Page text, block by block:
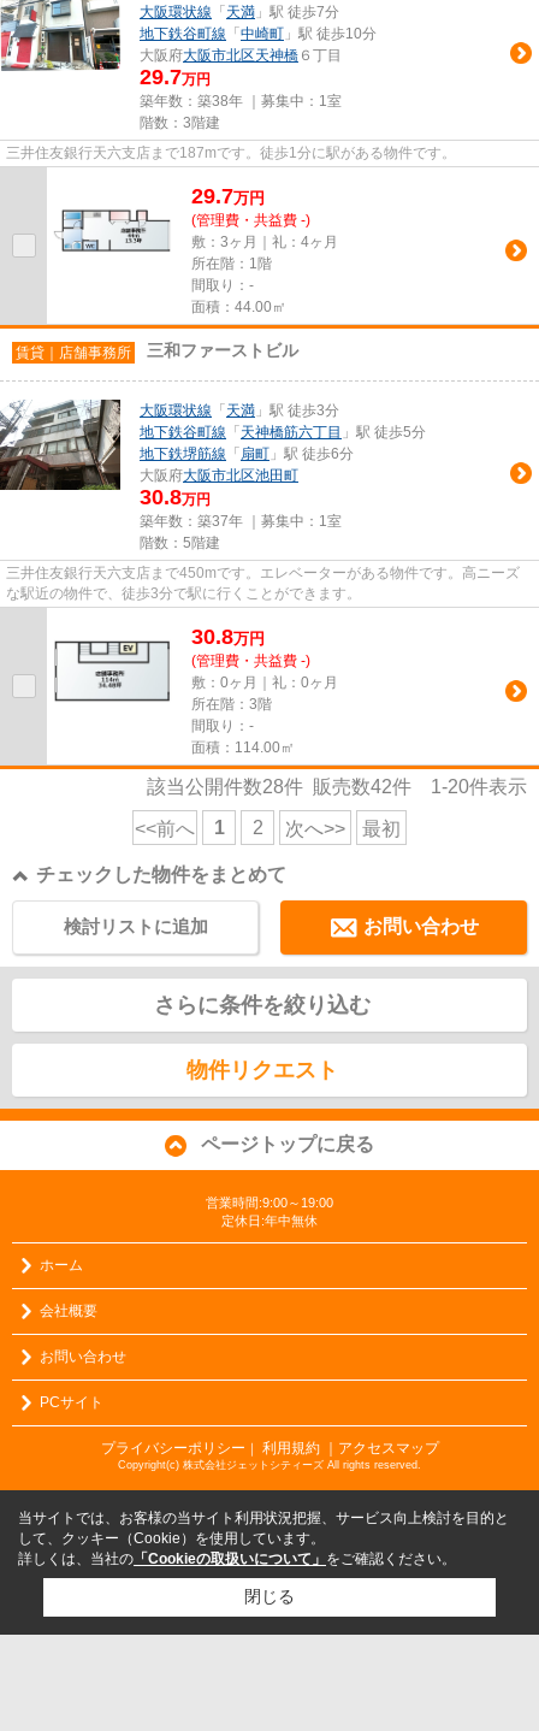
大阪環状線 「 天満 」駅 徒歩7分
地下鉄谷町線 「 中崎町 」駅 徒歩10分
大阪府大阪市北区天神橋 ６丁目
29.7万円
築年数：築38年 ｜募集中： 1室
階数：3階建
三井住友銀行天六支店まで187mです。徒歩1分に駅がある物件です。
29.7万円
(管理費・共益費 -)
敷：3ヶ月｜礼：4ヶ月
所在階：1階
間取り：-
面積：44.00㎡
賃貸｜店舗事務所 三和ファーストビル
大阪環状線 「 天満 」駅 徒歩3分
地下鉄谷町線 「 天神橋筋六丁目 」駅 徒歩5分
地下鉄堺筋線 「 扇町 」駅 徒歩6分
大阪府大阪市北区池田町
30.8万円
築年数：築37年 ｜募集中： 1室
階数：5階建
三井住友銀行天六支店まで450mです。エレベーターがある物件です。高ニーズ
な駅近の物件で、徒歩3分で駅に行くことができます。
30.8万円
(管理費・共益費 -)
敷：0ヶ月｜礼：0ヶ月
所在階：3階
間取り：-
面積：114.00㎡
該当公開件数28件 販売数42件 1-20件表示
<<前へ 1 2 次へ>> 最初
チェックした物件をまとめて
お問い合わせ
検討リストに追加
さらに条件を絞り込む
物件リクエスト
ページトップに戻る
営業時間:9:00～19:00
定休日:年中無休
ホーム
会社概要
お問い合わせ
PCサイト
プライバシーポリシー ｜ 利用規約 ｜アクセスマップ
Copyright(c) 株式会社ジェットシティーズ All rights reserved.
当サイトでは、お客様の当サイト利用状況把握、サービス向上検討を目的と
して、クッキー（Cookie）を使用しています。
詳しくは、当社の 「Cookieの取扱いについて」 をご確認ください。
閉じる